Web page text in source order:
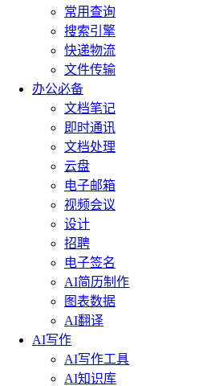
常用查询
搜索引擎
快递物流
文件传输
办公必备
文档笔记
即时通讯
文档处理
云盘
电子邮箱
视频会议
设计
招聘
电子签名
AI简历制作
图表数据
AI翻译
AI写作
AI写作工具
AI知识库